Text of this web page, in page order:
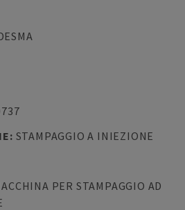
: STAMPAGGIO A INIEZIONE
PER STAMPAGGIO AD